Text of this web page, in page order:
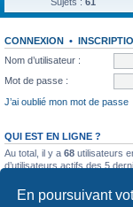
En poursuivant
CONNEXION •
Nom d’utilisateur :
Mot de passe :
J’ai oublié mon mot de passe
QUI EST EN LIGNE ?
Au total, il y a 68 utilisateurs
d’utilisateurs actifs des 5
0:07